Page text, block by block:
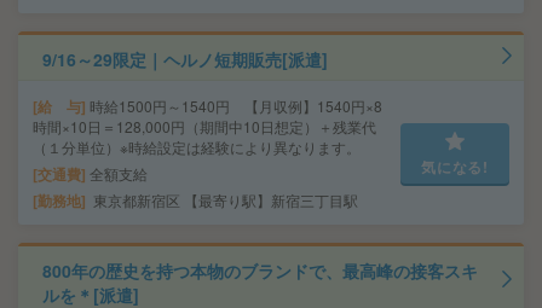
9/16～29限定｜ヘルノ短期販売[派遣]
給 与 時給1500円～1540円 【月収例】1540円×8
時間×10日＝128,000円（期間中10日想定）＋残業代
（１分単位）※時給設定は経験により異なります。
交通費 全額支給
勤務地 東京都新宿区 【最寄り駅】新宿三丁目駅
気になる!
800年の歴史を持つ本物のブランドで、最高峰の接客スキ
ルを＊[派遣]